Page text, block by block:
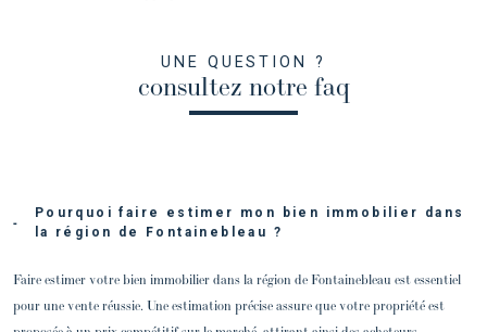
UNE QUESTION ?
consultez notre faq
Pourquoi faire estimer mon bien immobilier dans
la région de Fontainebleau ?
Faire estimer votre bien immobilier dans la région de Fontainebleau est essentiel
pour une vente réussie. Une estimation précise assure que votre propriété est